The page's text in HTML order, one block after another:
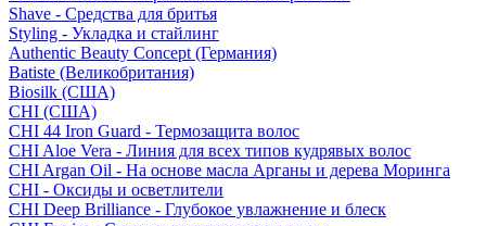
Shave - Средства для бритья
Styling - Укладка и стайлинг
Authentic Beauty Concept (Германия)
Batiste (Великобритания)
Biosilk (США)
CHI (США)
CHI 44 Iron Guard - Термозащита волос
CHI Aloe Vera - Линия для всех типов кудрявых волос
CHI Argan Oil - На основе масла Арганы и дерева Моринга
CHI - Оксиды и осветлители
CHI Deep Brilliance - Глубокое увлажнение и блеск